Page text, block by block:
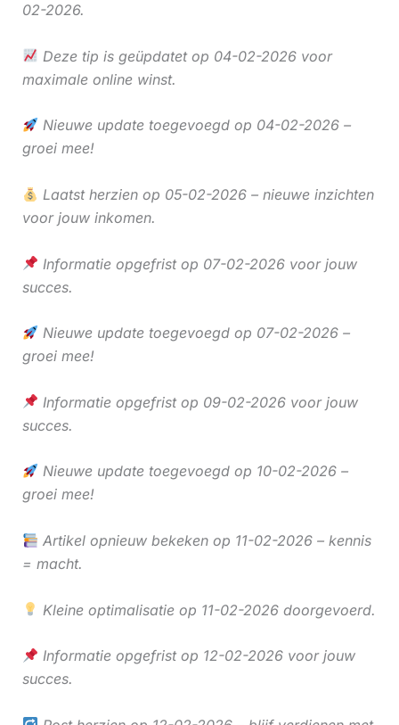
02-2026.
Deze tip is geüpdatet op 04-02-2026 voor
maximale online winst.
Nieuwe update toegevoegd op 04-02-2026 –
groei mee!
Laatst herzien op 05-02-2026 – nieuwe inzichten
voor jouw inkomen.
Informatie opgefrist op 07-02-2026 voor jouw
succes.
Nieuwe update toegevoegd op 07-02-2026 –
groei mee!
Informatie opgefrist op 09-02-2026 voor jouw
succes.
Nieuwe update toegevoegd op 10-02-2026 –
groei mee!
Artikel opnieuw bekeken op 11-02-2026 – kennis
= macht.
Kleine optimalisatie op 11-02-2026 doorgevoerd.
Informatie opgefrist op 12-02-2026 voor jouw
succes.